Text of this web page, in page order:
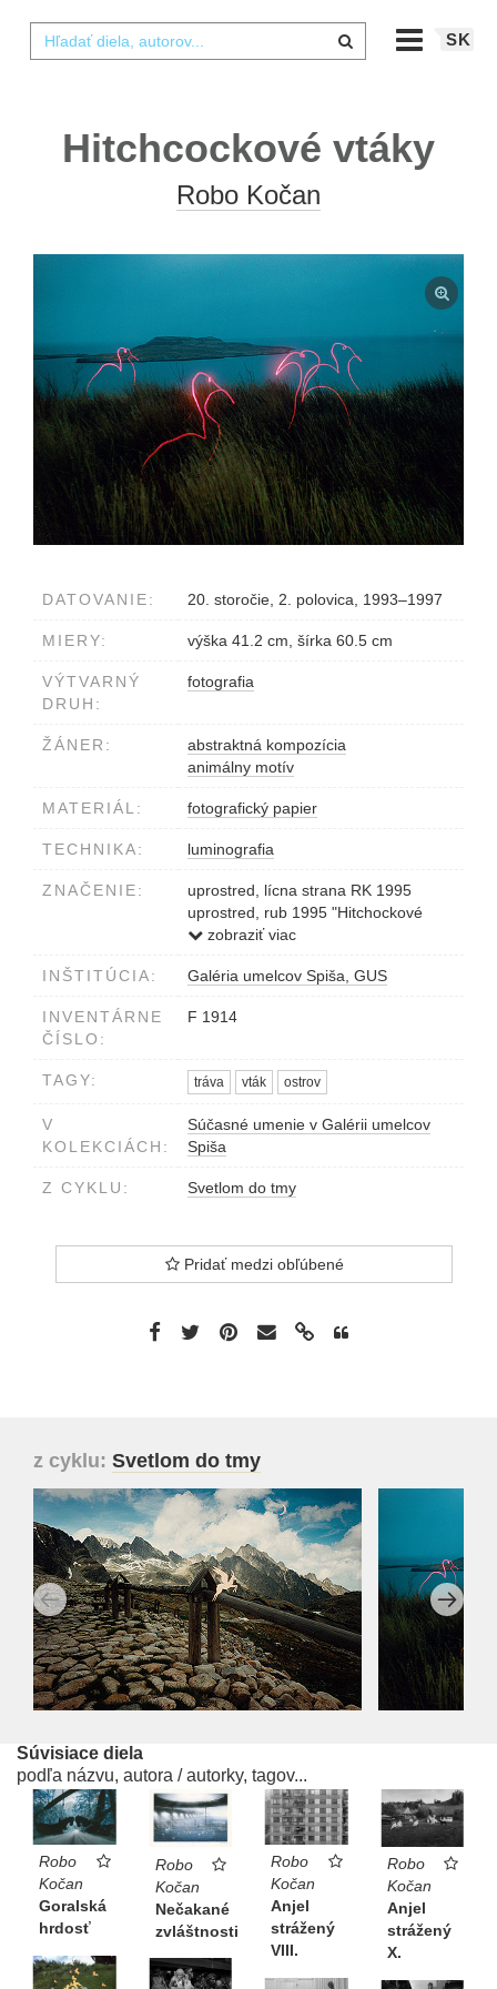
SK
Hitchcockové vtáky
Robo Kočan
DATOVANIE: 20. storočie, 2. polovica, 1993–1997
MIERY: výška 41.2 cm, šírka 60.5 cm
VÝTVARNÝ
DRUH:
fotografia
ŽÁNER:
abstraktná kompozícia
animálny motív
MATERIÁL: fotografický papier
TECHNIKA: luminografia
ZNAČENIE:
uprostred, lícna strana RK 1995
uprostred, rub 1995 "Hitchockové
vtáky", 1/20 Robo Kočan
zobraziť viac
INŠTITÚCIA: Galéria umelcov Spiša, GUS
INVENTÁRNE
ČÍSLO:
F 1914
TAGY: tráva vták ostrov
V
KOLEKCIÁCH:
Súčasné umenie v Galérii umelcov
Spiša
Z CYKLU: Svetlom do tmy
Pridať medzi obľúbené
z cyklu: Svetlom do tmy
Súvisiace diela
podľa názvu, autora / autorky, tagov...
Robo
Kočan
Goralská
hrdosť
Robo
Kočan
Nečakané
zvláštnosti
Robo
Kočan
Anjel
strážený
VIII.
Robo
Kočan
Anjel
strážený
X.